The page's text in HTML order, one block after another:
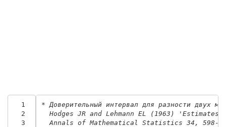
  1
  2
  3
* Доверительный интервал для разности двух
Hodges JR and Lehmann EL (1963) 'Estimates
Annals of Mathematical Statistics 34, 598-